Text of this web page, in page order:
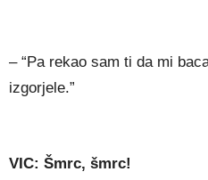
– “Pa rekao sam ti da mi
izgorjele.”
VIC: Šmrc, šmrc!